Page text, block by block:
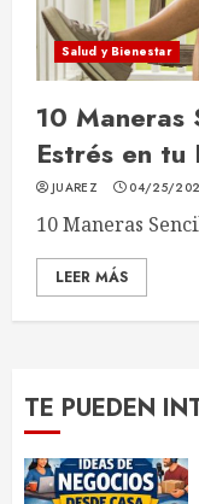
Salud y Bienestar
10 Maneras
Estrés en tu
JUAREZ 04/25/
10 Maneras
LEER MÁS
TE PUEDEN